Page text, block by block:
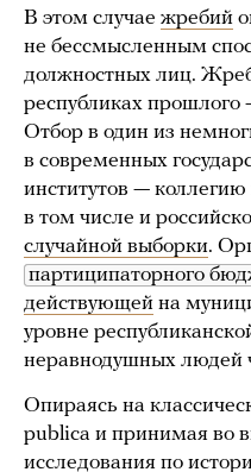
В этом случае жребий
не бессмысленным
должностных лиц.
республиках
Отбор в один из
в современных
институтов —
в том числе и
случайной выборки.
партиципаторного
действующей на
уровне
неравнодушных людей
Опираясь на
publica и принимая во
исследования по